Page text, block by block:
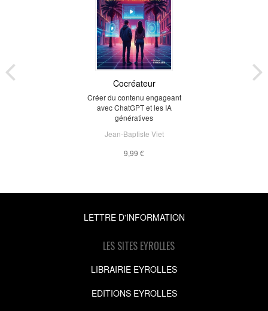
Cocréateur
Créer du contenu engageant
avec ChatGPT et les IA
génératives
Jean-Baptiste Viet
9,99 €
LETTRE D'INFORMATION
LES SITES EYROLLES
LIBRAIRIE EYROLLES
EDITIONS EYROLLES